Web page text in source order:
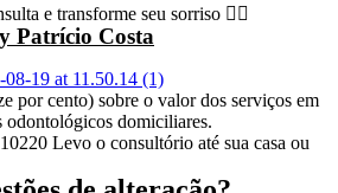
e transforme seu sorriso 👇🏻
Patrício Costa
por cento) sobre o valor dos serviços em
odontológicos domiciliares.
Levo o consultório até sua casa ou